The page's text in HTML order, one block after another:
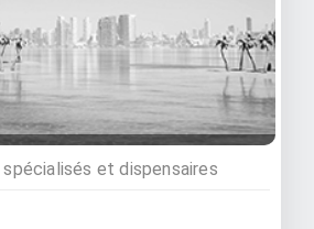
et dispensaires